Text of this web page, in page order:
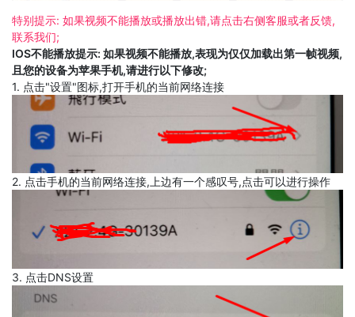
特别提示: 如果视频不能播放或播放出错,请点击右侧客服或者反馈,
联系我们;
IOS不能播放提示: 如果视频不能播放,表现为仅仅加载出第一帧视频,
且您的设备为苹果手机,请进行以下修改;
1. 点击"设置"图标,打开手机的当前网络连接
2. 点击手机的当前网络连接,上边有一个感叹号,点击可以进行操作
3. 点击DNS设置